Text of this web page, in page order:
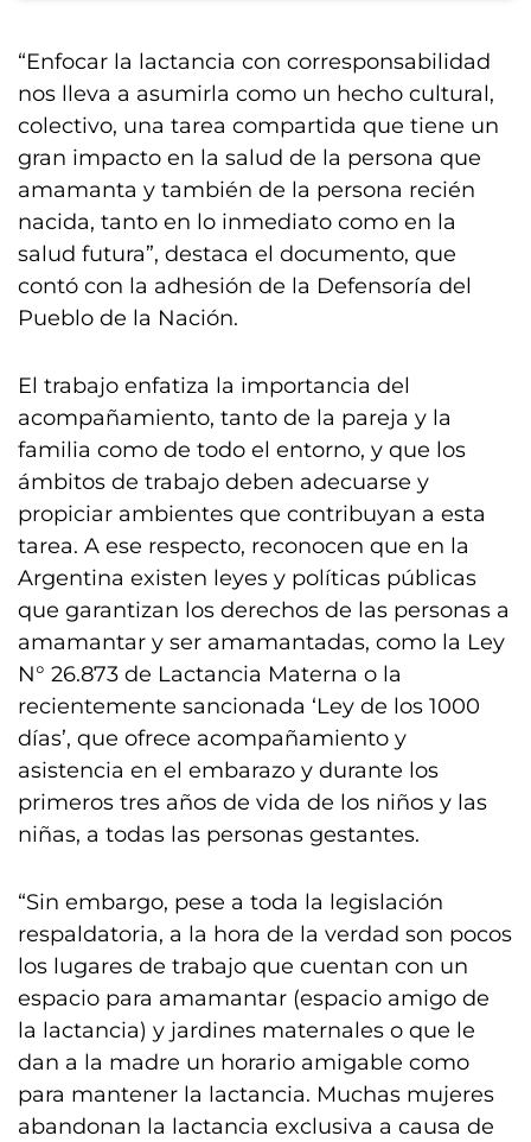
“Enfocar la lactancia con corresponsabilidad
nos lleva a asumirla como un hecho cultural,
colectivo, una tarea compartida que tiene un
gran impacto en la salud de la persona que
amamanta y también de la persona recién
nacida, tanto en lo inmediato como en la
salud futura”, destaca el documento, que
contó con la adhesión de la Defensoría del
Pueblo de la Nación.
El trabajo enfatiza la importancia del
acompañamiento, tanto de la pareja y la
familia como de todo el entorno, y que los
ámbitos de trabajo deben adecuarse y
propiciar ambientes que contribuyan a esta
tarea. A ese respecto, reconocen que en la
Argentina existen leyes y políticas públicas
que garantizan los derechos de las personas a
amamantar y ser amamantadas, como la Ley
N° 26.873 de Lactancia Materna o la
recientemente sancionada ‘Ley de los 1000
días’, que ofrece acompañamiento y
asistencia en el embarazo y durante los
primeros tres años de vida de los niños y las
niñas, a todas las personas gestantes.
“Sin embargo, pese a toda la legislación
respaldatoria, a la hora de la verdad son pocos
los lugares de trabajo que cuentan con un
espacio para amamantar (espacio amigo de
la lactancia) y jardines maternales o que le
dan a la madre un horario amigable como
para mantener la lactancia. Muchas mujeres
abandonan la lactancia exclusiva a causa de